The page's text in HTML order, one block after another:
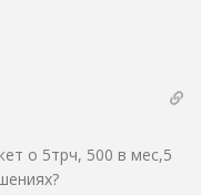
о 5трч, 500 в мес,5